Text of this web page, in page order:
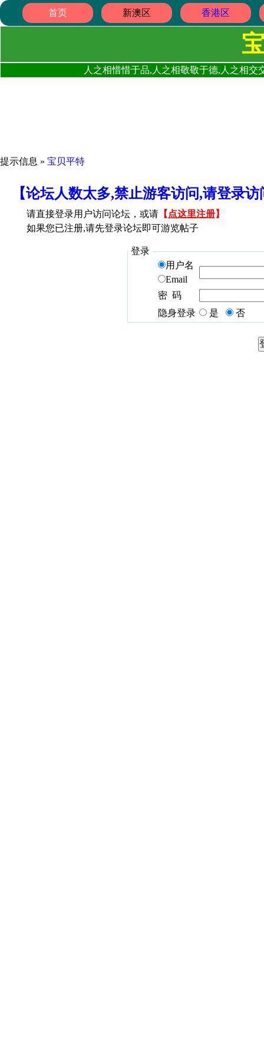
首页 新澳区 香港区
人之相惜惜于品,人之相敬敬于德,人之相
提示信息 » 宝贝平特
【论坛人数太多,禁止游客访问,请登录
请直接登录用户访问论坛，或请 【 点这里注册】
如果您已注册,请先登录论坛即可游览帖子
登录
用户名
Email
密 码
隐身登录
是 否